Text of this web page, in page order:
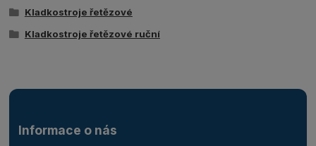
Kladkostroje řetězové
Kladkostroje řetězové ruční
Informace o nás